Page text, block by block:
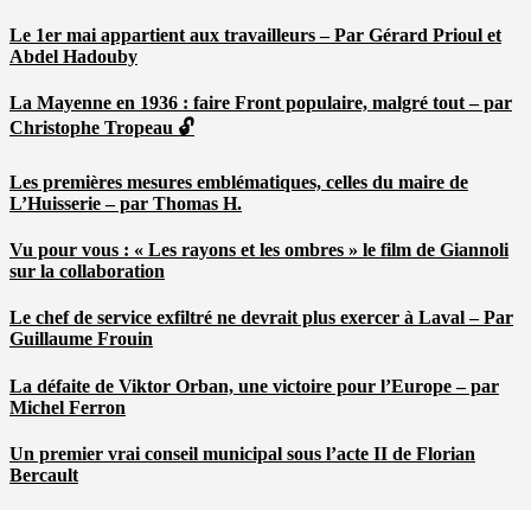
Le 1er mai appartient aux travailleurs – Par Gérard Prioul et
Abdel Hadouby
La Mayenne en 1936 : faire Front populaire, malgré tout – par
Christophe Tropeau 🔓
Les premières mesures emblématiques, celles du maire de
L’Huisserie – par Thomas H.
Vu pour vous : « Les rayons et les ombres » le film de Giannoli
sur la collaboration
Le chef de service exfiltré ne devrait plus exercer à Laval – Par
Guillaume Frouin
La défaite de Viktor Orban, une victoire pour l’Europe – par
Michel Ferron
Un premier vrai conseil municipal sous l’acte II de Florian
Bercault